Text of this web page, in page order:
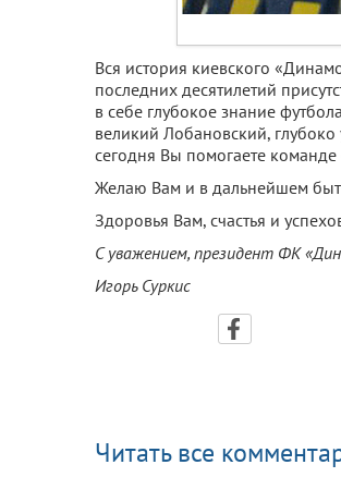
Вся история киевского
последних десятилетий
в себе глубокое знание
великий Лобановский,
сегодня Вы помогаете
Желаю Вам и в дальнейшем
Здоровья Вам, счастья и
С уважением, президент ФК
Игорь Суркис
Читать все